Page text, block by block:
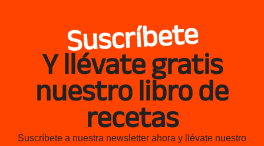
Suscríbete
Y llévate gratis
nuestro libro de
recetas
Suscríbete a nuestra newsletter ahora y llévate nuestro